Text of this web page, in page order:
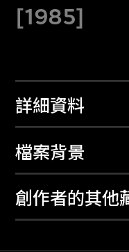
[1985]
詳細資料
檔案背景
創作者的其他